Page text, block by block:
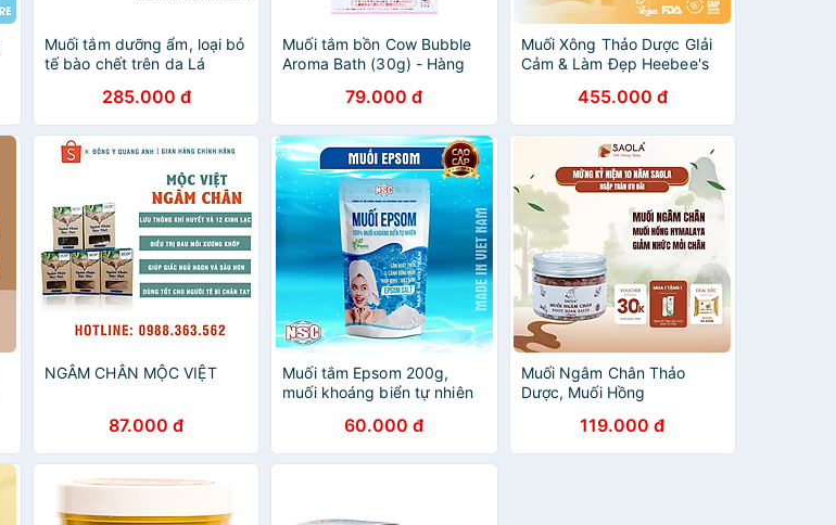
Muối tắm dưỡng ẩm, loại bỏ
tế bào chết trên da Lá
285.000 đ
Muối tắm bồn Cow Bubble
Aroma Bath (30g) - Hàng
79.000 đ
Muối Xông Thảo Dược GIải
Cảm & Làm Đẹp Heebee's
455.000 đ
NGÂM CHÂN MỘC VIỆT
87.000 đ
Muối tắm Epsom 200g,
muối khoáng biển tự nhiên
khớp, thoái hóa, thoát vị,
làm mờ vết thâm, chữa
viêm da, nang lông mụn
60.000 đ
Muối Ngâm Chân Thảo
Dược, Muối Hồng
Chân, Lưu Thông Máu,Giúp
Ngủ Ngon
119.000 đ